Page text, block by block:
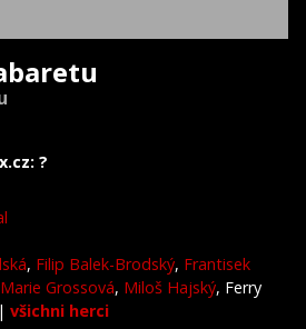
?
, Filip Balek-Brodský, Frantisek
Marie Grossová, Miloš Hajský, Ferry
| všichni herci